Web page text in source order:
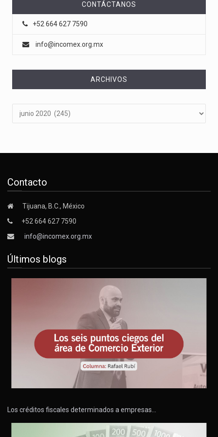
CONTÁCTANOS
+52 664 627 7590
info@incomex.org.mx
ARCHIVOS
Contacto
Tijuana, B.C., México
+52 664 627 7590
info@incomex.org.mx
Últimos blogs
Los créditos fiscales determinados a empresas…